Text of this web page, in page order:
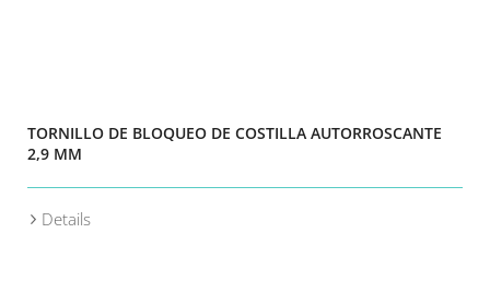
TORNILLO DE BLOQUEO DE COSTILLA AUTORROSCANTE
2,9 MM
Details